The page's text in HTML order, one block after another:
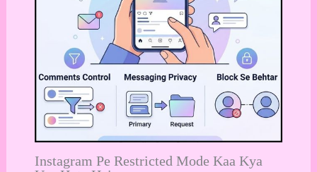
Instagram Pe Restricted Mode Kaa Kya